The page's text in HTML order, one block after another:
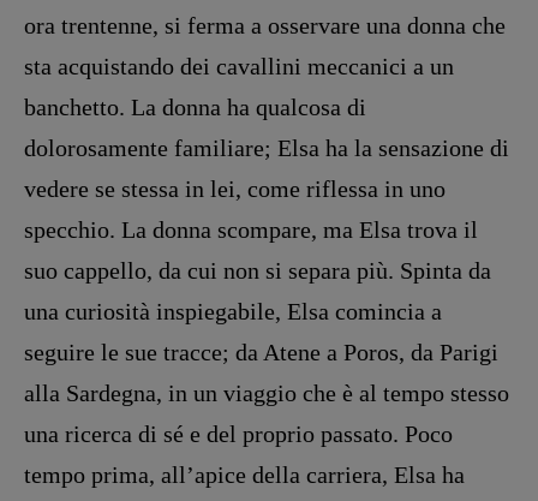
presente
Fumetti
Libro & Film
Pulp for kids
Opera prima
DOSSIER
12 dicembre
Editoria
Intelligenza Artificiale
Maestri sommersi
Pasolini 1922-2022
Psichedelia
ora trentenne, si ferma a osservare una donna che
sta acquistando dei cavallini meccanici a un
banchetto. La donna ha qualcosa di
dolorosamente familiare; Elsa ha la sensazione di
vedere se stessa in lei, come riflessa in uno
specchio. La donna scompare, ma Elsa trova il
suo cappello, da cui non si separa più. Spinta da
una curiosità inspiegabile, Elsa comincia a
seguire le sue tracce; da Atene a Poros, da Parigi
alla Sardegna, in un viaggio che è al tempo stesso
una ricerca di sé e del proprio passato. Poco
tempo prima, all’apice della carriera, Elsa ha